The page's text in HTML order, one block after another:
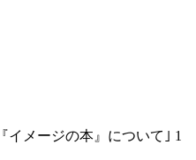
イメージの本』について｣ 1